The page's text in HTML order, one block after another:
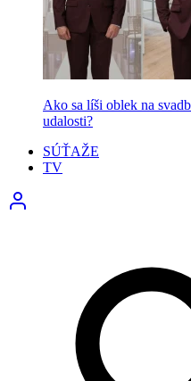
Ako sa líši oblek na
udalosti?
SÚŤAŽE
TV